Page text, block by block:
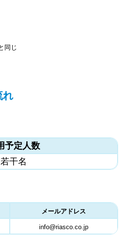
同じ
れ
予定人数
若干名
メールアドレス
info@riasco.co.jp